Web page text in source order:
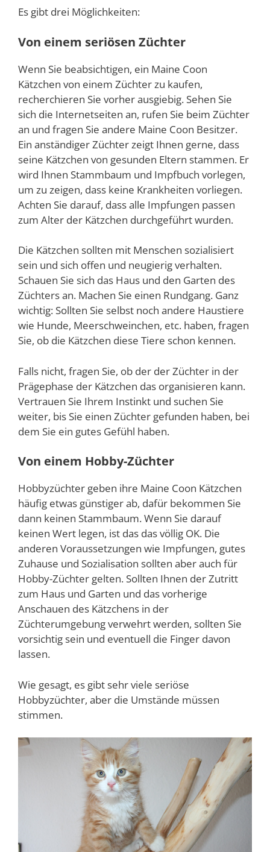
Es gibt drei Möglichkeiten:
Von einem seriösen Züchter
Wenn Sie beabsichtigen, ein Maine Coon
Kätzchen von einem Züchter zu kaufen,
recherchieren Sie vorher ausgiebig. Sehen Sie
sich die Internetseiten an, rufen Sie beim Züchter
an und fragen Sie andere Maine Coon Besitzer.
Ein anständiger Züchter zeigt Ihnen gerne, dass
seine Kätzchen von gesunden Eltern stammen. Er
wird Ihnen Stammbaum und Impfbuch vorlegen,
um zu zeigen, dass keine Krankheiten vorliegen.
Achten Sie darauf, dass alle Impfungen passen
zum Alter der Kätzchen durchgeführt wurden.
Die Kätzchen sollten mit Menschen sozialisiert
sein und sich offen und neugierig verhalten.
Schauen Sie sich das Haus und den Garten des
Züchters an. Machen Sie einen Rundgang. Ganz
wichtig: Sollten Sie selbst noch andere Haustiere
wie Hunde, Meerschweinchen, etc. haben, fragen
Sie, ob die Kätzchen diese Tiere schon kennen.
Falls nicht, fragen Sie, ob der der Züchter in der
Prägephase der Kätzchen das organisieren kann.
Vertrauen Sie Ihrem Instinkt und suchen Sie
weiter, bis Sie einen Züchter gefunden haben, bei
dem Sie ein gutes Gefühl haben.
Von einem Hobby-Züchter
Hobbyzüchter geben ihre Maine Coon Kätzchen
häufig etwas günstiger ab, dafür bekommen Sie
dann keinen Stammbaum. Wenn Sie darauf
keinen Wert legen, ist das das völlig OK. Die
anderen Voraussetzungen wie Impfungen, gutes
Zuhause und Sozialisation sollten aber auch für
Hobby-Züchter gelten. Sollten Ihnen der Zutritt
zum Haus und Garten und das vorherige
Anschauen des Kätzchens in der
Züchterumgebung verwehrt werden, sollten Sie
vorsichtig sein und eventuell die Finger davon
lassen.
Wie gesagt, es gibt sehr viele seriöse
Hobbyzüchter, aber die Umstände müssen
stimmen.